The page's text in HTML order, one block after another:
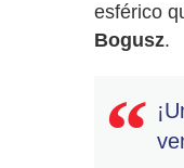
esférico
Bogusz.